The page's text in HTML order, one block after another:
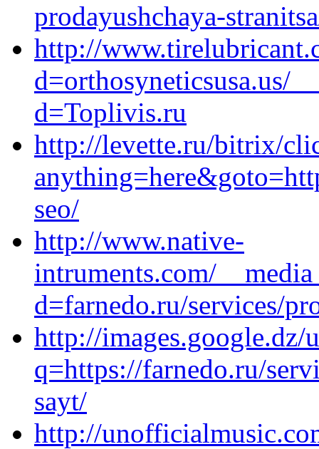
prodayushchaya-
http://
d=orthosyneticsusa.us/
d=Toplivis.ru
http://levette.ru/bitrix/
seo/
http://www.native-
intruments.com/
d=farnedo.ru/services/
http://images.google.dz/
q=https://farnedo.ru/
sayt/
http://